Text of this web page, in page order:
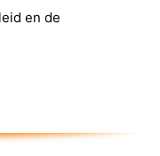
en de